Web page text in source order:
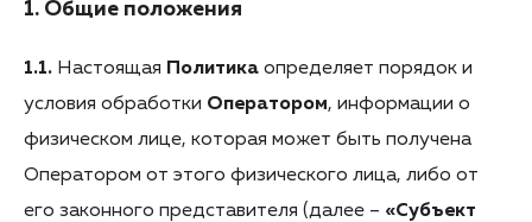
1. Общие положения
1.1. Настоящая Политика определяет порядок и
условия обработки Оператором, информации о
физическом лице, которая может быть получена
Оператором от этого физического лица, либо от
его законного представителя (далее – «Субъект